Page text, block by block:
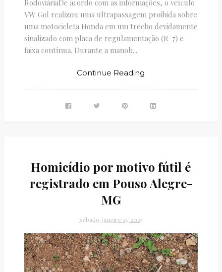
RodoviáriaDe acordo com as informações, o veículo
VW Gol realizou uma ultrapassagem proibida sobre
uma motocicleta Honda em um trecho devidamente
sinalizado com placa de regulamentação (R-7) e
faixa contínua. Durante a manob...
Continue Reading
Homicídio por motivo fútil é
registrado em Pouso Alegre-
MG
sábado, janeiro 25, 2025